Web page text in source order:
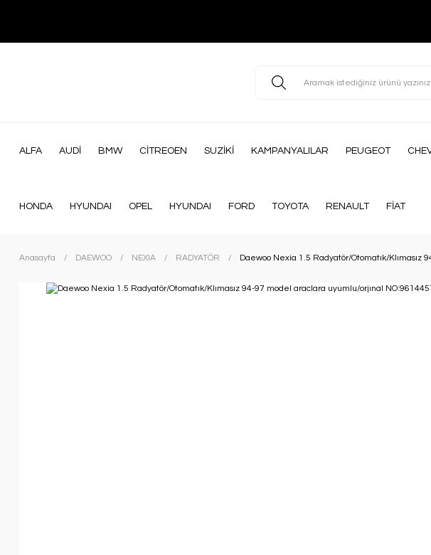
ALFA AUDİ BMW CİTREOEN SUZİKİ KAMPANYALILAR PEUGEOT
HONDA HYUNDAI OPEL HYUNDAI FORD TOYOTA RENAULT FİAT
Anasayfa DAEWOO NEXIA RADYATÖR Daewoo Nexia 1.5 Radyatör/Otomatık/